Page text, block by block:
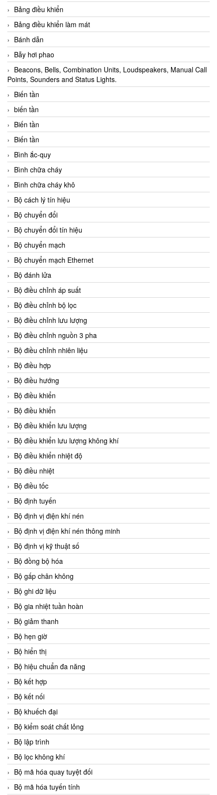
Bảng điều khiển
Bảng điều khiển làm mát
Bánh dẫn
Bẫy hơi phao
Beacons, Bells, Combination Units, Loudspeakers, Manual Call
Points, Sounders and Status Lights.
Biến tần
biến tần
Biến tần
Biến tần
Bình ắc-quy
Bình chữa cháy
Bình chữa cháy khô
Bộ cách lý tín hiệu
Bộ chuyển đổi
Bộ chuyển đổi tín hiệu
Bộ chuyển mạch
Bộ chuyển mạch Ethernet
Bộ đánh lửa
Bộ điều chỉnh áp suất
Bộ điều chỉnh bộ lọc
Bộ điều chỉnh lưu lượng
Bộ điều chỉnh nguồn 3 pha
Bộ điều chỉnh nhiên liệu
Bộ điều hợp
Bộ điều hướng
Bộ điều khiển
Bộ điều khiển
Bộ điều khiển lưu lượng
Bộ điều khiển lưu lượng không khí
Bộ điều khiển nhiệt độ
Bộ điều nhiệt
Bộ điều tốc
Bộ định tuyến
Bộ định vị điện khí nén
Bộ định vị điện khí nén thông minh
Bộ định vị kỹ thuật số
Bộ đồng bộ hóa
Bộ gấp chân không
Bộ ghi dữ liệu
Bộ gia nhiệt tuần hoàn
Bộ giảm thanh
Bộ hẹn giờ
Bộ hiển thị
Bộ hiệu chuẩn đa năng
Bộ kết hợp
Bộ kết nối
Bộ khuếch đại
Bộ kiểm soát chất lỏng
Bộ lập trình
Bộ lọc không khí
Bộ mã hóa quay tuyệt đối
Bộ mã hóa tuyến tính